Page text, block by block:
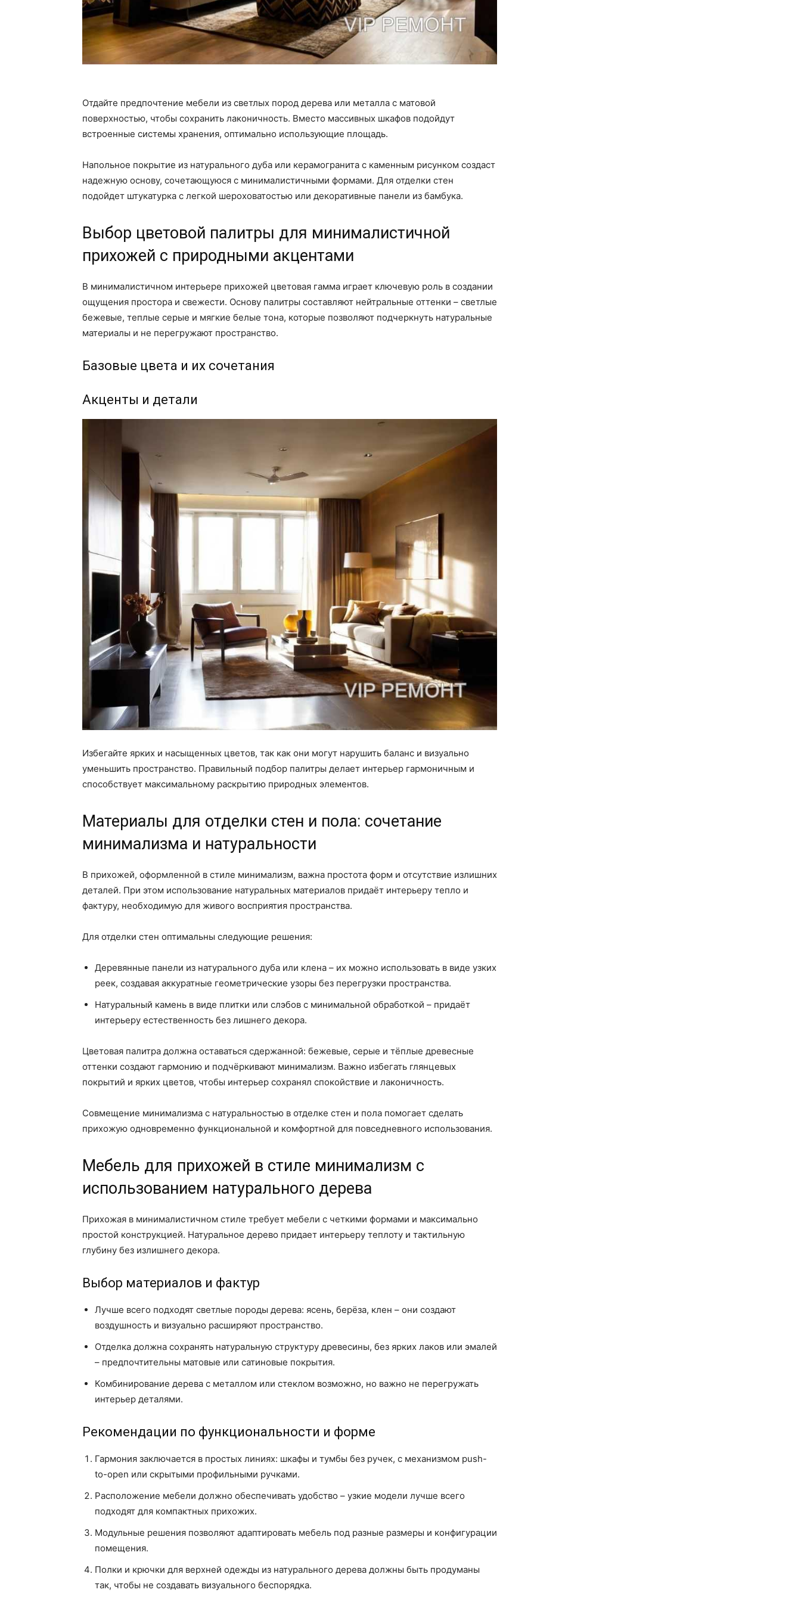
Отдайте предпочтение мебели из светлых пород дерева или металла с матовой
поверхностью, чтобы сохранить лаконичность. Вместо массивных шкафов подойдут
встроенные системы хранения, оптимально использующие площадь.
Напольное покрытие из натурального дуба или керамогранита с каменным рисунком создаст
надежную основу, сочетающуюся с минималистичными формами. Для отделки стен
подойдет штукатурка с легкой шероховатостью или декоративные панели из бамбука.
Выбор цветовой палитры для минималистичной
прихожей с природными акцентами
В минималистичном интерьере прихожей цветовая гамма играет ключевую роль в создании
ощущения простора и свежести. Основу палитры составляют нейтральные оттенки – светлые
бежевые, теплые серые и мягкие белые тона, которые позволяют подчеркнуть натуральные
материалы и не перегружают пространство.
Базовые цвета и их сочетания
Акценты и детали
Избегайте ярких и насыщенных цветов, так как они могут нарушить баланс и визуально
уменьшить пространство. Правильный подбор палитры делает интерьер гармоничным и
способствует максимальному раскрытию природных элементов.
Материалы для отделки стен и пола: сочетание
минимализма и натуральности
В прихожей, оформленной в стиле минимализм, важна простота форм и отсутствие излишних
деталей. При этом использование натуральных материалов придаёт интерьеру тепло и
фактуру, необходимую для живого восприятия пространства.
Для отделки стен оптимальны следующие решения:
Деревянные панели из натурального дуба или клена – их можно использовать в виде узких
реек, создавая аккуратные геометрические узоры без перегрузки пространства.
Натуральный камень в виде плитки или слэбов с минимальной обработкой – придаёт
интерьеру естественность без лишнего декора.
Цветовая палитра должна оставаться сдержанной: бежевые, серые и тёплые древесные
оттенки создают гармонию и подчёркивают минимализм. Важно избегать глянцевых
покрытий и ярких цветов, чтобы интерьер сохранял спокойствие и лаконичность.
Совмещение минимализма с натуральностью в отделке стен и пола помогает сделать
прихожую одновременно функциональной и комфортной для повседневного использования.
Мебель для прихожей в стиле минимализм с
использованием натурального дерева
Прихожая в минималистичном стиле требует мебели с четкими формами и максимально
простой конструкцией. Натуральное дерево придает интерьеру теплоту и тактильную
глубину без излишнего декора.
Выбор материалов и фактур
Лучше всего подходят светлые породы дерева: ясень, берёза, клен – они создают
воздушность и визуально расширяют пространство.
Отделка должна сохранять натуральную структуру древесины, без ярких лаков или эмалей
– предпочтительны матовые или сатиновые покрытия.
Комбинирование дерева с металлом или стеклом возможно, но важно не перегружать
интерьер деталями.
Рекомендации по функциональности и форме
Гармония заключается в простых линиях: шкафы и тумбы без ручек, с механизмом push-
to-open или скрытыми профильными ручками.
Расположение мебели должно обеспечивать удобство – узкие модели лучше всего
подходят для компактных прихожих.
Модульные решения позволяют адаптировать мебель под разные размеры и конфигурации
помещения.
Полки и крючки для верхней одежды из натурального дерева должны быть продуманы
так, чтобы не создавать визуального беспорядка.